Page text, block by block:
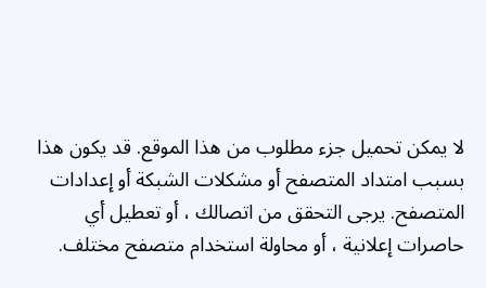
لا يمكن تحميل جزء مطلوب من هذا الموقع. قد يكون هذا
بسبب امتداد المتصفح أو مشكلات الشبكة أو إعدادات
المتصفح. يرجى التحقق من اتصالك ، أو تعطيل أي
حاصرات إعلانية ، أو محاولة استخدام متصفح مختلف.